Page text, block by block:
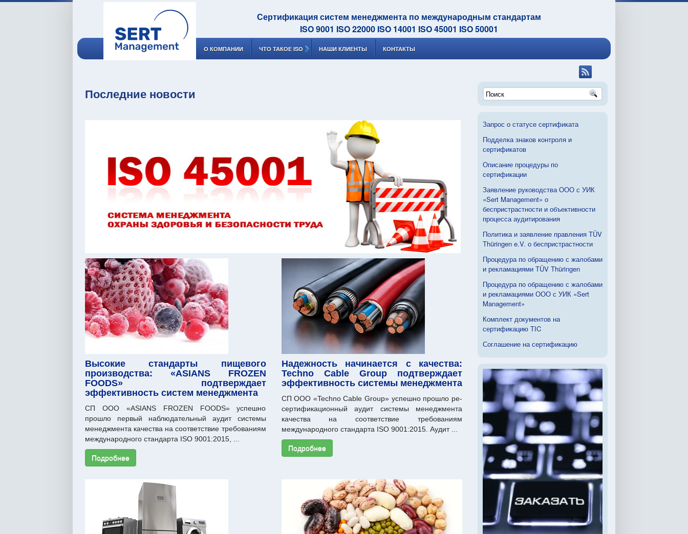
Сертификация систем менеджмента по международным стандартам
ISO 9001 ISO 22000 ISO 14001 ISO 45001 ISO 50001
О КОМПАНИИ ЧТО ТАКОЕ ISO НАШИ КЛИЕНТЫ КОНТАКТЫ
Последние новости
Высокие стандарты пищевого
производства: «ASIANS FROZEN
FOODS» подтверждает
эффективность систем менеджмента
СП ООО «ASIANS FROZEN FOODS» успешно
прошло первый наблюдательный аудит системы
менеджмента качества на соответствие требованиям
международного стандарта ISO 9001:2015, ...
Подробнее
Надежность начинается с качества:
Techno Cable Group подтверждает
эффективность системы менеджмента
СП ООО «Techno Cable Group» успешно прошло ре-
сертификационный аудит системы менеджмента
качества на соответствие требованиям
международного стандарта ISO 9001:2015. Аудит ...
Подробнее
Запрос о статусе сертификата
Подделка знаков контроля и
сертификатов
Описание процедуры по
сертификации
Заявление руководства ООО с УИК
«Sert Management» о
беспристрастности и объективности
процесса аудитирования
Политика и заявление правления TÜV
Thüringen e.V. о беспристрастности
Процедура по обращению с жалобами
и рекламациями TÜV Thüringen
Процедура по обращению с жалобами
и рекламациями ООО с УИК «Sert
Management»
Комплект документов на
сертификацию TIC
Соглашение на сертификацию